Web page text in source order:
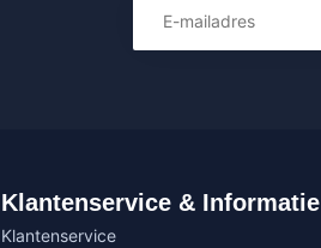
Klantenservice & Informatie
Klantenservice